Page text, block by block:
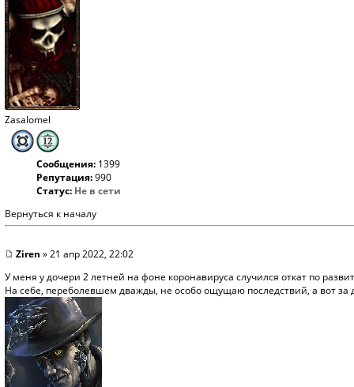
Zasalomel
Сообщения: 1399
Репутация:990
Статус: Не в сети
Вернуться к началу
Ziren » 21 апр 2022, 22:02
У меня у дочери 2 летней на фоне коронавируса случился откат по
На себе, переболевшем дважды, не особо ощущаю последствий, а вот за